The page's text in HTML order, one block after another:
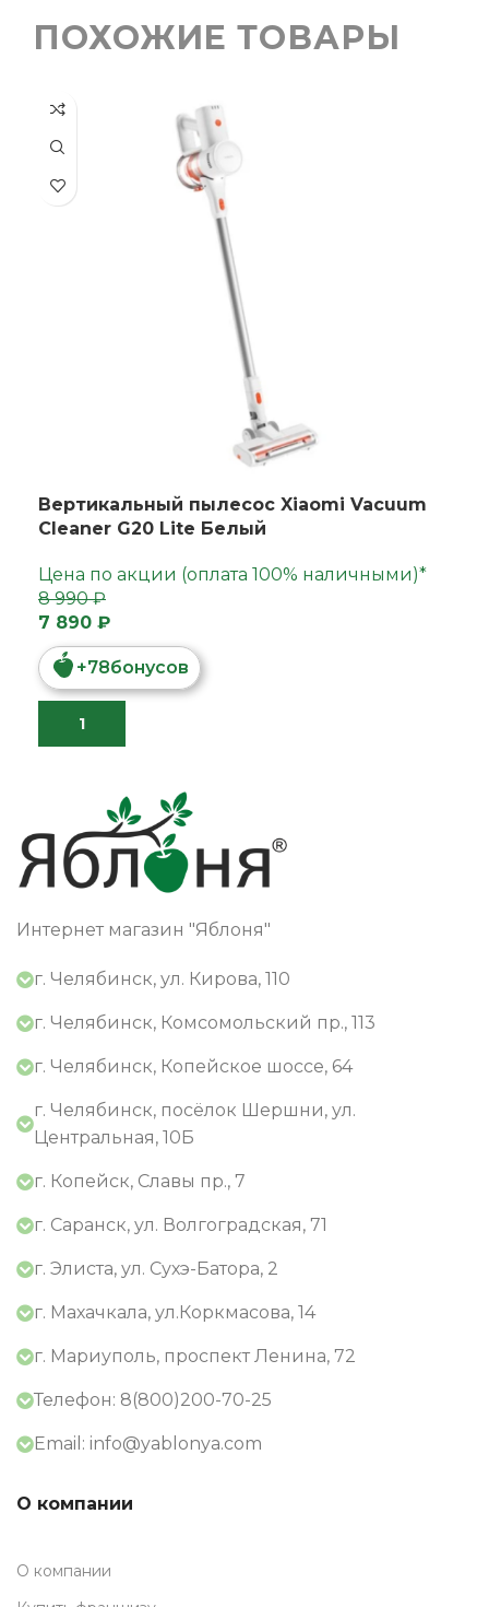
ПОХОЖИЕ ТОВАРЫ
Вертикальный пылесос Xiaomi Vacuum
Cleaner G20 Lite Белый
Цена по акции (оплата 100% наличными)*
7 890 ₽
+78бонусов
8 990 ₽
Интернет магазин "Яблоня"
г. Челябинск, ул. Кирова, 110
г. Челябинск, Комсомольский пр., 113
г. Челябинск, Копейское шоссе, 64
г. Челябинск, посёлок Шершни, ул.
Центральная, 10Б
г. Копейск, Славы пр., 7
г. Саранск, ул. Волгоградская, 71
г. Элиста, ул. Сухэ-Батора, 2
г. Махачкала, ул.Коркмасова, 14
г. Мариуполь, проспект Ленина, 72
Телефон: 8(800)200-70-25
Email: info@yablonya.com
О компании
О компании